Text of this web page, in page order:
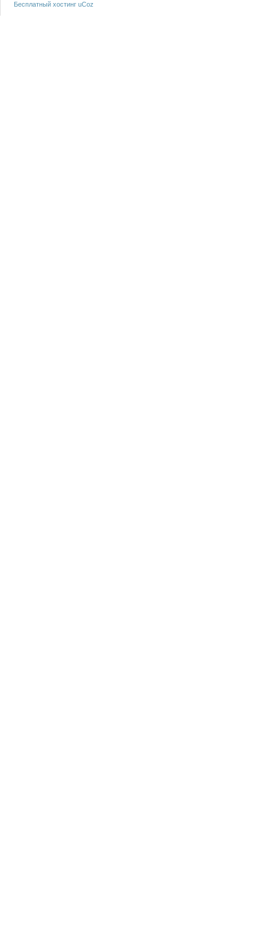
Бесплатный хостинг uCoz